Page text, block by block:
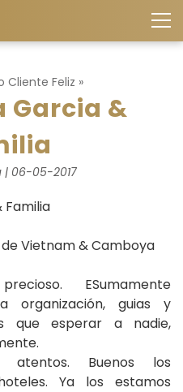
Cliente Feliz »
Garcia &
| 06-05-2017
Familia
Vietnam & Camboya
ESumamente
organización, guias y
que esperar a nadie,
atentos. Buenos los
Ya los estamos